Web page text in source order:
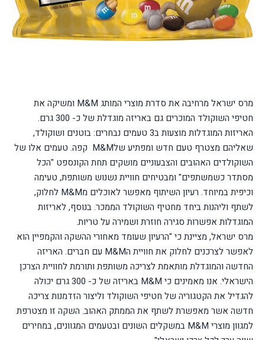
מרס ישראל מרחיבה את סדרת מוצרי המותג M&M ומשיקה את
חטיפי השוקולד המוכרים גם באריזה מוגדלת של כ- 300 גרם.
האריזות המוגדלות מוצעות ב3 טעמים נבחרים: בוטנים ושוקולד,
שאליהם מצטרף טעם חדש ומפתיע שלM&M קפה. טעמים אלו של
השוקולדים האהובים והצבעוניים מושקים תחת הקונספט "הכל
מסתדר כשמשתפים" ומבטיחים חוויית נשנוש משותפת, טעימה
וכיפית במיוחד. רעיון השיתוף מאפשר לאוכלים מM&M לחלוק,
לשתף וליהנות ביחד מחטיף השוקולד הממכר. בנוסף, לאריזות
המוגדלות אפשרות סגירה חוזרת ושמירה על טריות.
מרס ישראל, מציינת כי "הרעיון שעומד מאחורי ההשקה והקמפיין הוא
לאפשר לצרכנים לחלוק את חוויית הM&M עם חברים. האריזה
החדשה והמוגדלת מותאמת לצריכה משותפת ותורמת לחוויית הצרכן
הישראלי. אנו מאמינים כי M&M באריזה של כ- 300 גרם יכולה
להגדיל את הקטגוריה של חטיפי השוקולד וליצור הזדמנות צריכה
חדשה אשר מאפשרת לשתף את הממתק האהוב. השקה זו מצטרפת
למגוון מוצרי M&M במשקלים השונים ובטעמים המגוונים, במחירים